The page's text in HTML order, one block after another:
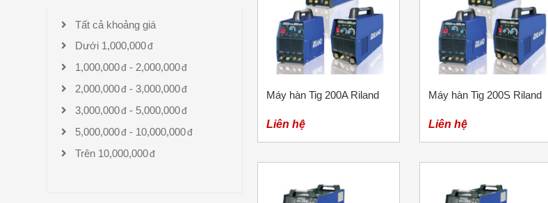
Máy hàn Tig 200A Riland
Liên hệ
Máy hàn Tig 200S Riland
Liên hệ
Tất cả khoảng giá
Dưới 1,000,000
1,000,000
- 2,000,000
2,000,000
-3,000,000
3,000,000
- 5,000,000
5,000,000
- 10,000,000
Trên 10,000,000